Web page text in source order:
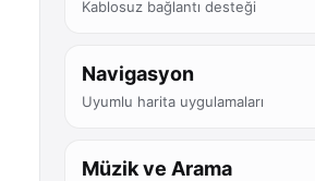
Kablosuz bağlantı desteği
Navigasyon
Uyumlu harita uygulamaları
Müzik ve Arama